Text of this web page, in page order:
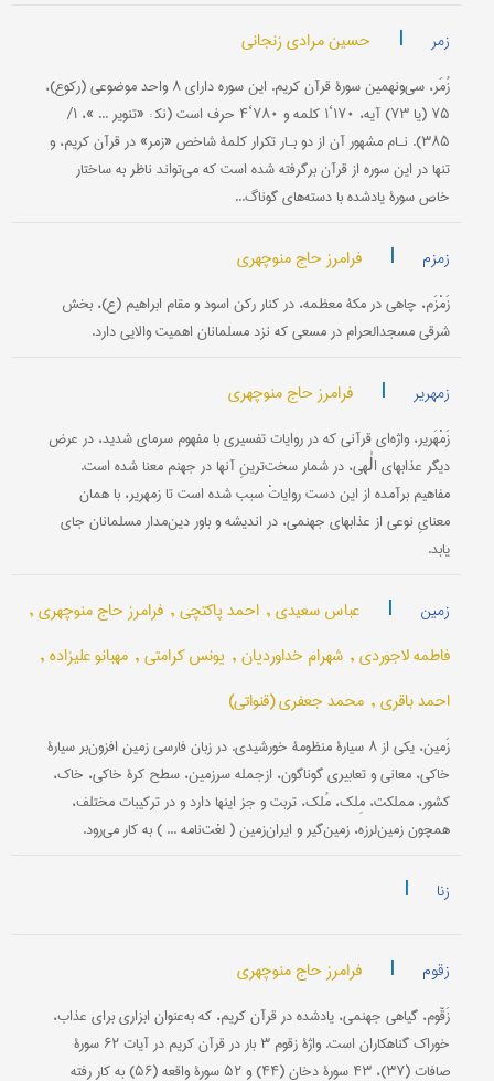
زمر | حسین مرادی زنجانی
زُمَر، سی‌ونهمین سورۀ قرآن کریم. این سوره دارای ۸ واحد موضوعی (ركوع)،
۷۵ (یا ۷۳) آیه، ۱۷۰‘۱ كلمه و ۷۸۰‘۴ حرف است (نک‍ : «تنویر ... »، ۱/
۳۸۵). نـام مشهور آن از دو بـار تکرار كلمۀ شاخص «زمر‌» در قرآن‌ کریم، و
تنها در اين‌ سوره از قرآن برگرفته شده است که می‌تواند ناظر به ساختار
خاص سورۀ یادشده با دسته‌های گوناگ...
زمزم | فرامرز حاج منوچهری
زَمْزَم، چاهی در مکۀ معظمه، در کنار رکن اسود و مقام ابراهیم (ع)، بخش
شرقی مسجدالحرام در مسعى که نزد مسلمانان اهمیت والایی دارد.
زمهریر | فرامرز حاج منوچهری
زَمْهَریر، واژه‌ای قرآنی که در روایات تفسیری با مفهوم سرمای شدید، در عرض
دیگر عذابهای الٰهی، در شمار سخت‌ترینِ آنها در جهنم معنا شده است.
مفاهیم برآمده از این دست روایاتْ سبب شده است تا زمهریر، با همان
معنایِ نوعی از عذابهای جهنمی، در اندیشه و باور دین‌مدار مسلمانان جای
یابد.
زمین | عباس سعیدی , احمد پاکتچی , فرامرز حاج منوچهری ,
فاطمه لاجوردی , شهرام خداوردیان , یونس کرامتی , مهبانو علیزاده ,
احمد باقری , محمد جعفری (قنواتی)
زَمین، یکی از ۸ سیارۀ منظومۀ خورشیدی. در زبان فارسی زمین افزون‌بر سیارۀ
خاکی، معانی و تعابیری گوناگون، ازجمله سرزمین، سطح کرۀ خاکی، خاک،
کشور، مملکت، مِلک، مُلک، تربت و جز اینها دارد و در ترکیبات مختلف،
همچون زمین‌لرزه، زمین‌گیر و ایران‌زمین ( لغت‌نامه ... ) به کار می‌رود.
زنا |
زقوم | فرامرز حاج منوچهری
زَقّوم، گياهی جهنمی، يادشده در قرآن کريم، که به‌عنوان ابزاری برای عذاب،
خوراک گناهکاران است. واژۀ زقوم ۳ بار در قرآن کريم در آيات ۶۲ سورۀ
صافات (۳۷)، ۴۳ سورۀ دخان (۴۴) و ۵۲ سورۀ واقعه (۵۶) به کار رفته